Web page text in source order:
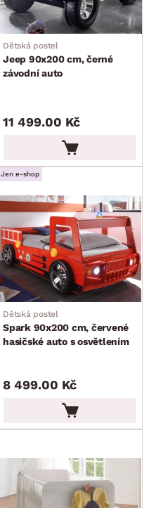
Dětská postel
Jeep 90x200 cm, černé
závodní auto
11 499.00 Kč
Jen e-shop
Dětská postel
Spark 90x200 cm, červené
hasičské auto s osvětlením
8 499.00 Kč